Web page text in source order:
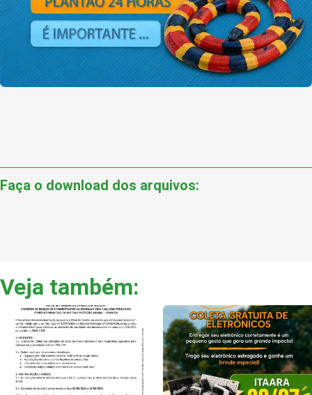
Faça o download dos arquivos:
Veja também: